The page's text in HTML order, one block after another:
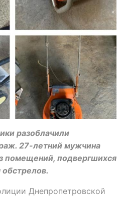
разоблачили
27-летний мужчина
помещений, подвергшихся
Днепропетровской